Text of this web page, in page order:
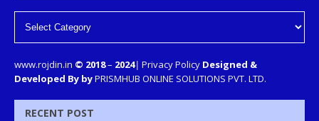
www.rojdin.in © 2018– 2024| Privacy Policy Designed &
Developed By byPRISMHUB ONLINE SOLUTIONS PVT. LTD.
RECENT POST